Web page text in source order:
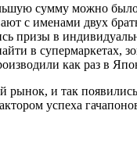
сумму можно
с именами двух
призы в
в
как раз в
рынок, и так
успеха